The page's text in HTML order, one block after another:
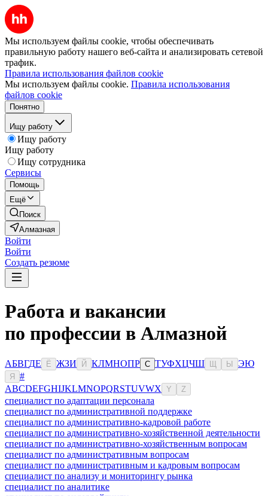
Мы используем файлы cookie, чтобы обеспечивать
правильную работу нашего веб-сайта и анализировать сетевой
трафик.
Правила использования файлов cookie
Мы используем файлы cookie. Правила использования
файлов cookie
Понятно
Ищу работу
Ищу работу
Ищу работу
Ищу сотрудника
Сервисы
Помощь
Ещё
Поиск
Алмазная
Войти
Войти
Создать резюме
Работа и вакансии
по профессии в Алмазной
АБВГДЕ Ё ЖЗИ Й КЛМНОПР С ТУФХЦЧШ Ы ЭЮ
Я
#
ABCDEFGHIJKLMNOPQRSTUVWX Y Z
специалист по адаптации персонала
специалист по административной поддержке
специалист по административно-кадровой работе
специалист по административно-хозяйственной деятельности
специалист по административно-хозяйственным вопросам
специалист по административным вопросам
специалист по административным и кадровым вопросам
специалист по анализу и мониторингу рынка
специалист по аналитике